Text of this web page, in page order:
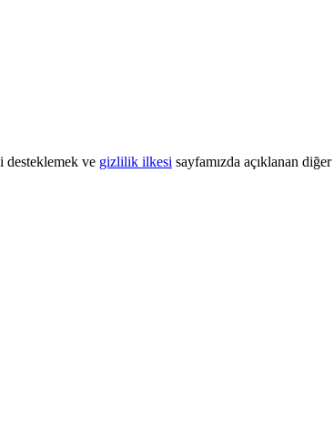
desteklemek ve gizlilik ilkesi sayfamızda açıklanan